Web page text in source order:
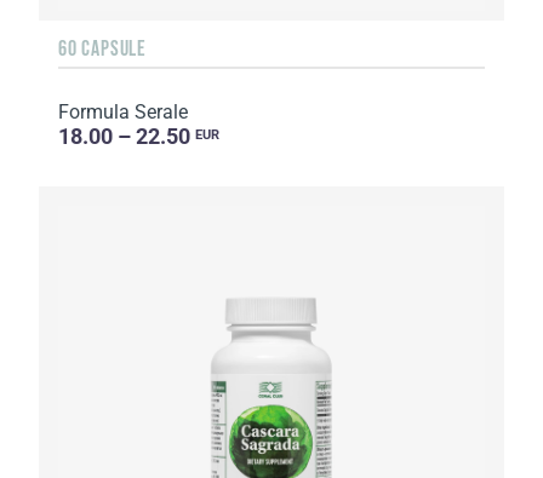
60 CAPSULE
Formula Serale
18.00 – 22.50 EUR